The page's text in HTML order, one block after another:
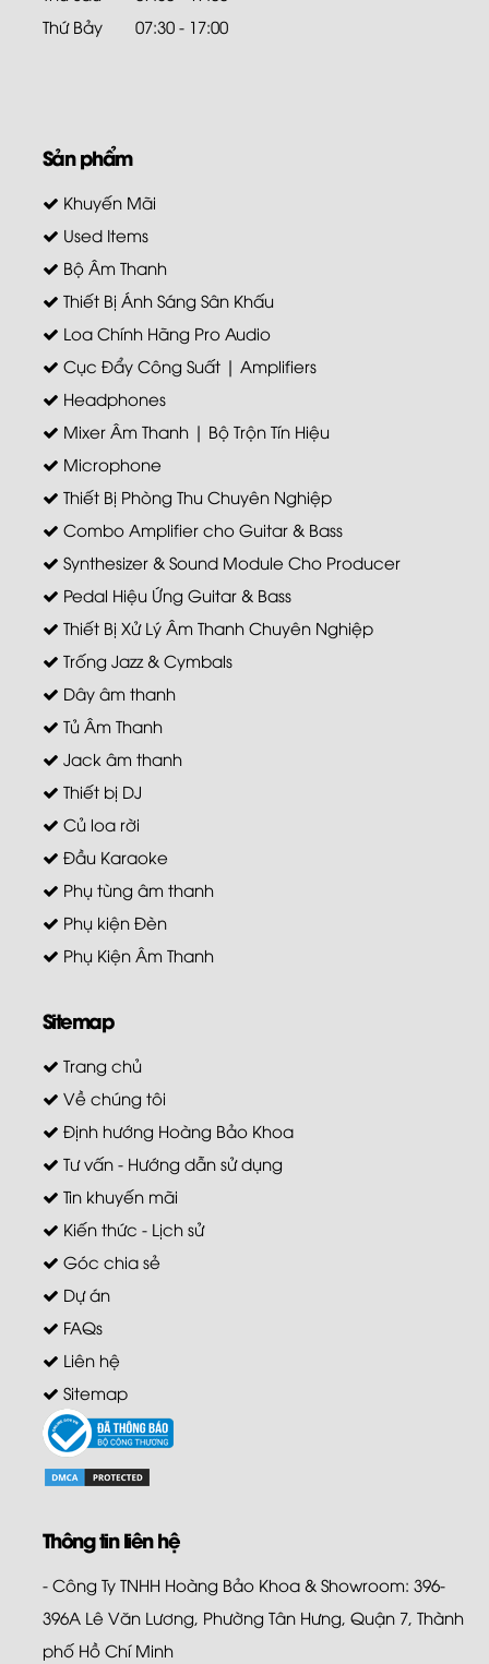
Thứ Bảy
07:30 - 17:00
Sản phẩm
Khuyến Mãi
Used Items
Bộ Âm Thanh
Thiết Bị Ánh Sáng Sân Khấu
Loa Chính Hãng Pro Audio
Cục Đẩy Công Suất | Amplifiers
Headphones
Mixer Âm Thanh | Bộ Trộn Tín Hiệu
Microphone
Thiết Bị Phòng Thu Chuyên Nghiệp
Combo Amplifier cho Guitar & Bass
Synthesizer & Sound Module Cho Producer
Pedal Hiệu Ứng Guitar & Bass
Thiết Bị Xử Lý Âm Thanh Chuyên Nghiệp
Trống Jazz & Cymbals
Dây âm thanh
Tủ Âm Thanh
Jack âm thanh
Thiết bị DJ
Củ loa rời
Đầu Karaoke
Phụ tùng âm thanh
Phụ kiện Đèn
Phụ Kiện Âm Thanh
Sitemap
Trang chủ
Về chúng tôi
Định hướng Hoàng Bảo Khoa
Tư vấn - Hướng dẫn sử dụng
Tin khuyến mãi
Kiến thức - Lịch sử
Góc chia sẻ
Dự án
FAQs
Liên hệ
Sitemap
Thông tin liên hệ
- Công Ty TNHH Hoàng Bảo Khoa & Showroom: 396-
396A Lê Văn Lương, Phường Tân Hưng, Quận 7, Thành
phố Hồ Chí Minh